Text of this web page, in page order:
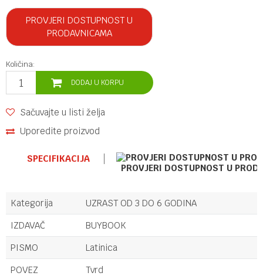
PROVJERI DOSTUPNOST U
PRODAVNICAMA
Količina:
DODAJ U KORPU
Sačuvajte u listi želja
Uporedite proizvod
SPECIFIKACIJA
PROVJERI DOSTUPNOST U
Kategorija
UZRAST OD 3 DO 6 GODINA
IZDAVAČ
BUYBOOK
PISMO
Latinica
POVEZ
Tvrd